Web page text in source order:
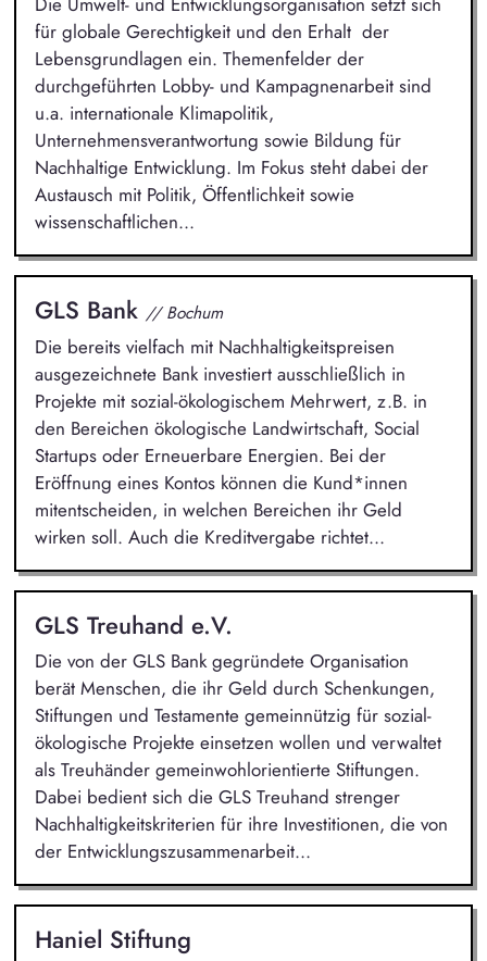
für globale Gerechtigkeit und den Erhalt der
Lebensgrundlagen ein. Themenfelder der
durchgeführten Lobby- und Kampagnenarbeit sind
u.a. internationale Klimapolitik,
Unternehmensverantwortung sowie Bildung für
Nachhaltige Entwicklung. Im Fokus steht dabei der
Austausch mit Politik, Öffentlichkeit sowie
wissenschaftlichen...
GLS Bank // Bochum
Die bereits vielfach mit Nachhaltigkeitspreisen
ausgezeichnete Bank investiert ausschließlich in
Projekte mit sozial-ökologischem Mehrwert, z.B. in
den Bereichen ökologische Landwirtschaft, Social
Startups oder Erneuerbare Energien. Bei der
Eröffnung eines Kontos können die Kund*innen
mitentscheiden, in welchen Bereichen ihr Geld
wirken soll. Auch die Kreditvergabe richtet...
GLS Treuhand e.V.
Die von der GLS Bank gegründete Organisation
berät Menschen, die ihr Geld durch Schenkungen,
Stiftungen und Testamente gemeinnützig für sozial-
ökologische Projekte einsetzen wollen und verwaltet
als Treuhänder gemeinwohlorientierte Stiftungen.
Dabei bedient sich die GLS Treuhand strenger
Nachhaltigkeitskriterien für ihre Investitionen, die von
der Entwicklungszusammenarbeit...
Haniel Stiftung